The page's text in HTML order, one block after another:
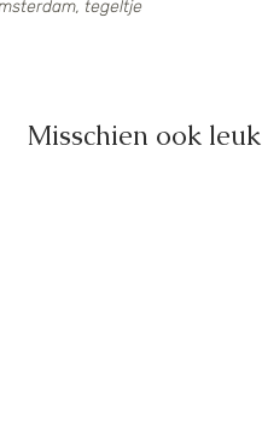
tegeltje
Misschien ook leuk